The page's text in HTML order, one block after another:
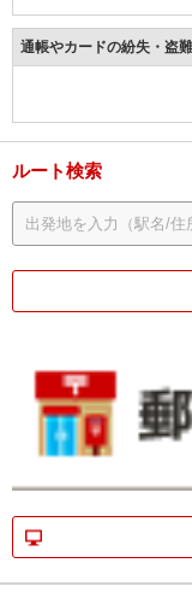
通帳やカードの紛失・盗
ルート検索